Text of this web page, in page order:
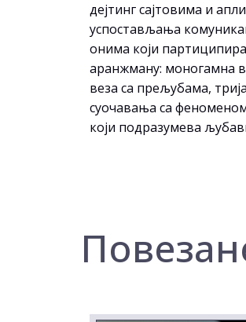
дејтинг сајтовима и
успостављања
онима који
аранжману: моногамна
веза са прељубама,
суочавања са
који подразумева